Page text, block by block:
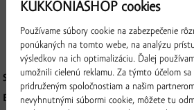
umelých sladidiel, farbív a konzervačných
súste chuť čerstvo odtrhnutých paradajok,
jedál. Skladujte v suchu pri
SKLADOVANIE: v suchu pri teplote 0-25 °C
BALENIE: 235 g
KUKKONIASHOP cookies
Používame súbory cookie na zabezpečenie
ponúkaných na tomto webe, na analýzu
výsledkov na ich optimalizáciu. Ďalej
umožnili cielenú reklamu. Za týmto účelom
pridruženým spoločnostiam a našim
nevyhnutnými súbormi cookie, môžete tu